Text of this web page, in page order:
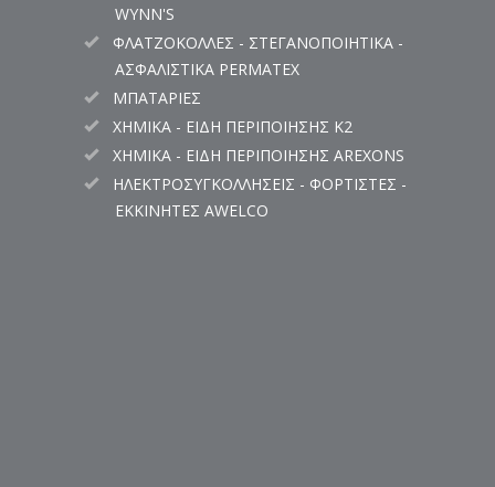
WYNN'S
ΦΛΑΤΖΟΚΟΛΛΕΣ - ΣΤΕΓΑΝΟΠΟΙΗΤΙΚΑ -
ΑΣΦΑΛΙΣΤΙΚΑ PERMATEX
ΜΠΑΤΑΡΙΕΣ
ΧΗΜΙΚΑ - ΕΙΔΗ ΠΕΡΙΠΟΙΗΣΗΣ K2
ΧΗΜΙΚΑ - ΕΙΔΗ ΠΕΡΙΠΟΙΗΣΗΣ AREXONS
ΗΛΕΚΤΡΟΣΥΓΚΟΛΛΗΣΕΙΣ - ΦΟΡΤΙΣΤΕΣ -
ΕΚΚΙΝΗΤΕΣ AWELCO